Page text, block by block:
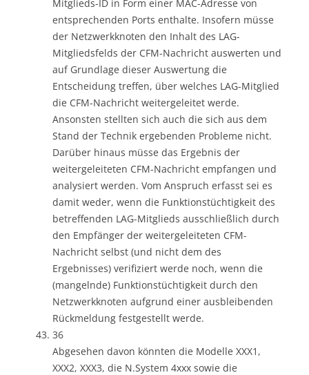
Mitglieds-ID in Form einer MAC-Adresse von
entsprechenden Ports enthalte. Insofern müsse
der Netzwerkknoten den Inhalt des LAG-
Mitgliedsfelds der CFM-Nachricht auswerten und
auf Grundlage dieser Auswertung die
Entscheidung treffen, über welches LAG-Mitglied
die CFM-Nachricht weitergeleitet werde.
Ansonsten stellten sich auch die sich aus dem
Stand der Technik ergebenden Probleme nicht.
Darüber hinaus müsse das Ergebnis der
weitergeleiteten CFM-Nachricht empfangen und
analysiert werden. Vom Anspruch erfasst sei es
damit weder, wenn die Funktionstüchtigkeit des
betreffenden LAG-Mitglieds ausschließlich durch
den Empfänger der weitergeleiteten CFM-
Nachricht selbst (und nicht dem des
Ergebnisses) verifiziert werde noch, wenn die
(mangelnde) Funktionstüchtigkeit durch den
Netzwerkknoten aufgrund einer ausbleibenden
Rückmeldung festgestellt werde.
36
Abgesehen davon könnten die Modelle XXX1,
XXX2, XXX3, die N.System 4xxx sowie die